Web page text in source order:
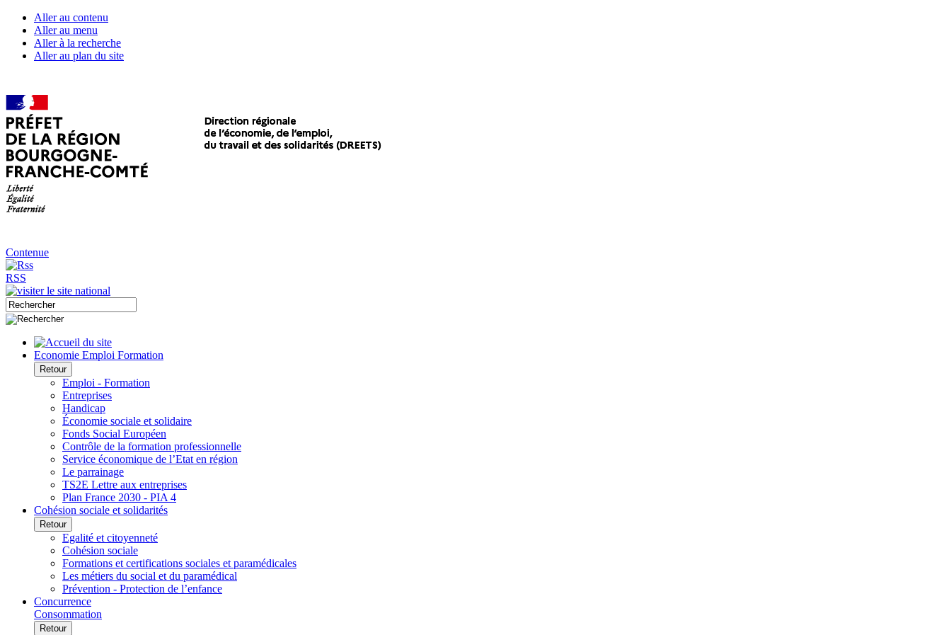
Aller au contenu
Aller au menu
Aller à la recherche
Aller au plan du site
Contenue
RSS
Economie Emploi Formation
Retour
Emploi - Formation
Entreprises
Handicap
Économie sociale et solidaire
Fonds Social Européen
Contrôle de la formation professionnelle
Service économique de l’Etat en région
Le parrainage
TS2E Lettre aux entreprises
Plan France 2030 - PIA 4
Cohésion sociale et solidarités
Retour
Egalité et citoyenneté
Cohésion sociale
Formations et certifications sociales et paramédicales
Les métiers du social et du paramédical
Prévention - Protection de l’enfance
Concurrence
Consommation
Retour